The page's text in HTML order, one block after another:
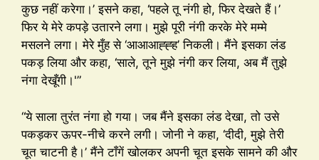
कुछ नहीं करेगा।’ इसने कहा, ‘पहले तू नंगी हो, फिर देखते हैं।’
फिर ये मेरे कपड़े उतारने लगा। मुझे पूरी नंगी करके मेरे मम्मे
मसलने लगा। मेरे मुँह से ‘आआआह्ह्ह’ निकली। मैंने इसका लंड
पकड़ लिया और कहा, ‘साले, तूने मुझे नंगी कर लिया, अब मैं तुझे
नंगा देखूँगी।'”
“ये साला तुरंत नंगा हो गया। जब मैंने इसका लंड देखा, तो उसे
पकड़कर ऊपर-नीचे करने लगी। जोनी ने कहा, ‘दीदी, मुझे तेरी
चूत चाटनी है।’ मैंने टाँगें खोलकर अपनी चूत इसके सामने की और